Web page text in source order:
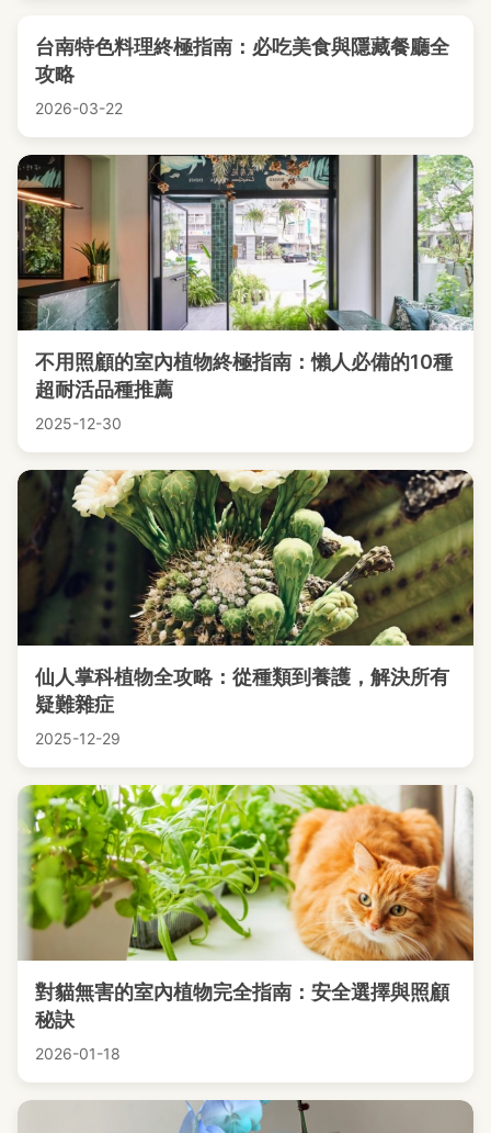
台南特色料理終極指南：必吃美食與隱藏餐廳全
攻略
2026-03-22
不用照顧的室內植物終極指南：懶人必備的10種
超耐活品種推薦
2025-12-30
仙人掌科植物全攻略：從種類到養護，解決所有
疑難雜症
2025-12-29
對貓無害的室內植物完全指南：安全選擇與照顧
秘訣
2026-01-18